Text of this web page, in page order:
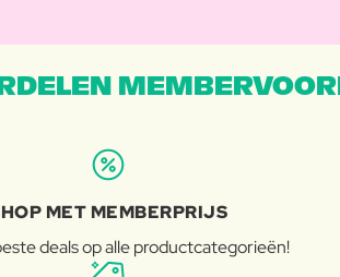
MET MEMBERPRIJS
deals op alle productcategorieën!